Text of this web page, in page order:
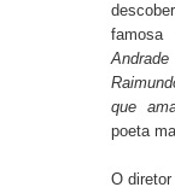
que
poeta
O